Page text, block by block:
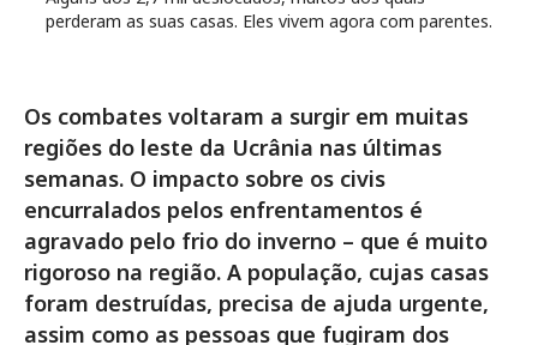
perderam as suas casas. Eles vivem agora com parentes.
Os combates voltaram a surgir em muitas
regiões do leste da Ucrânia nas últimas
semanas. O impacto sobre os civis
encurralados pelos enfrentamentos é
agravado pelo frio do inverno – que é muito
rigoroso na região. A população, cujas casas
foram destruídas, precisa de ajuda urgente,
assim como as pessoas que fugiram dos